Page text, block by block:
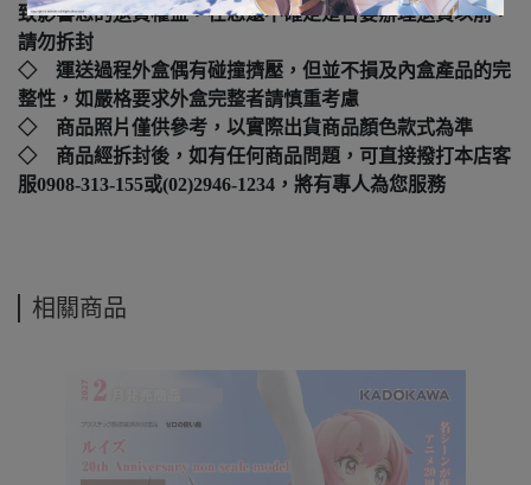
致影響您的退貨權益，在您還不確定是否要辦理退貨以前，
請勿拆封
◇ 運送過程外盒偶有碰撞擠壓，但並不損及內盒產品的完
整性，如嚴格要求外盒完整者請慎重考慮
◇ 商品照片僅供參考，以實際出貨商品顏色款式為準
◇ 商品經拆封後，如有任何商品問題，可直接撥打本店客
服0908-313-155或(02)2946-1234，將有專人為您服務
相關商品